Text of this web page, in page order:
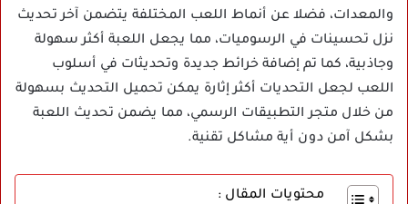
والمعدات، فضلا عن أنماط اللعب المختلفة يتضمن آخر تحديث
نزل تحسينات في الرسوميات، مما يجعل اللعبة أكثر سهولة
وجاذبية، كما تم إضافة خرائط جديدة وتحديثات في أسلوب
اللعب لجعل التحديات أكثر إثارة يمكن تحميل التحديث بسهولة
من خلال متجر التطبيقات الرسمي، مما يضمن تحديث اللعبة
بشكل آمن دون أية مشاكل تقنية.
محتويات المقال :